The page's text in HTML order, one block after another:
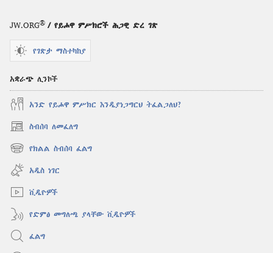
JW.ORG® / የይሖዋ ምሥክሮች ሕጋዊ ድረ ገጽ
የገጽታ ማስተካከያ
አቋራጭ ሊንኮች
አንድ የይሖዋ ምሥክር እንዲያነጋግርህ ትፈልጋለህ?
ስብሰባ ለመፈለግ
(አዲስ
ዊንዶው
ክፈት)
የክልል ስብሰባ ፈልግ
(አዲስ
ዊንዶው
ክፈት)
አዲስ ነገር
ቪዲዮዎች
የድምፅ መግለጫ ያላቸው ቪዲዮዎች
ፈልግ